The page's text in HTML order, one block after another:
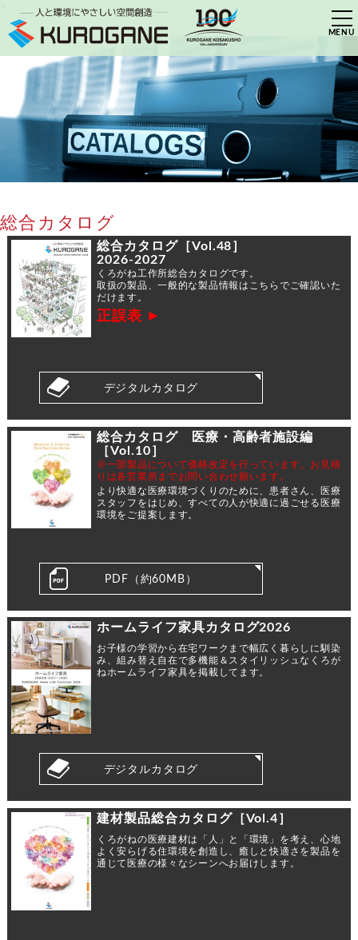
総合カタログ
総合カタログ［Vol.48］
2026-2027
くろがね工作所総合カタログです。
取扱の製品、一般的な製品情報はこちらでご確認いた
だけます。
正誤表 ►
デジタルカタログ
総合カタログ 医療・高齢者施設編
［Vol.10］
※⼀部製品について価格改定を⾏っています。お⾒積
りは各営業所までお問い合わせ願います。
より快適な医療環境づくりのために、患者さん、医療
スタッフをはじめ、すべての人が快適に過ごせる医療
環境をご提案します。
PDF（約60MB）
ホームライフ家具カタログ2026
お子様の学習から在宅ワークまで幅広く暮らしに馴染
み、組み替え自在で多機能＆スタイリッシュなくろが
ねホームライフ家具を掲載してます。
デジタルカタログ
建材製品総合カタログ［Vol.4］
くろがねの医療建材は「人」と「環境」を考え、心地
よく安らげる住環境を創造し、癒しと快適さを製品を
通じて医療の様々なシーンへお届けします。